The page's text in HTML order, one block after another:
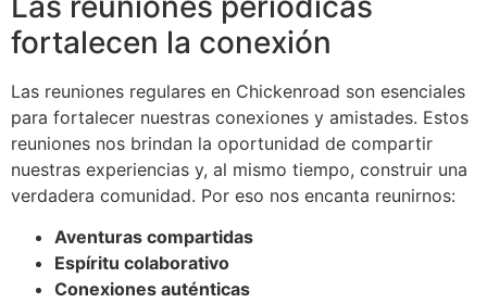
fortalecen la conexión
Las reuniones regulares en Chickenroad son esenciales
para fortalecer nuestras conexiones y amistades. Estos
reuniones nos brindan la oportunidad de compartir
nuestras experiencias y, al mismo tiempo, construir una
verdadera comunidad. Por eso nos encanta reunirnos:
Aventuras compartidas
Espíritu colaborativo
Conexiones auténticas